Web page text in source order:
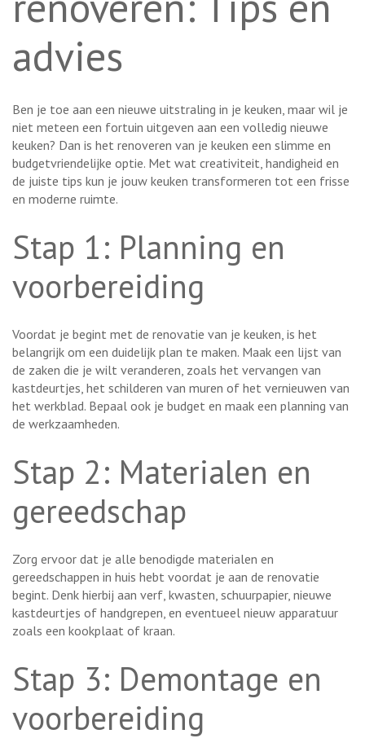
advies
Ben je toe aan een nieuwe uitstraling in je keuken, maar wil je
niet meteen een fortuin uitgeven aan een volledig nieuwe
keuken? Dan is het renoveren van je keuken een slimme en
budgetvriendelijke optie. Met wat creativiteit, handigheid en
de juiste tips kun je jouw keuken transformeren tot een frisse
en moderne ruimte.
Stap 1: Planning en
voorbereiding
Voordat je begint met de renovatie van je keuken, is het
belangrijk om een duidelijk plan te maken. Maak een lijst van
de zaken die je wilt veranderen, zoals het vervangen van
kastdeurtjes, het schilderen van muren of het vernieuwen van
het werkblad. Bepaal ook je budget en maak een planning van
de werkzaamheden.
Stap 2: Materialen en
gereedschap
Zorg ervoor dat je alle benodigde materialen en
gereedschappen in huis hebt voordat je aan de renovatie
begint. Denk hierbij aan verf, kwasten, schuurpapier, nieuwe
kastdeurtjes of handgrepen, en eventueel nieuw apparatuur
zoals een kookplaat of kraan.
Stap 3: Demontage en
voorbereiding